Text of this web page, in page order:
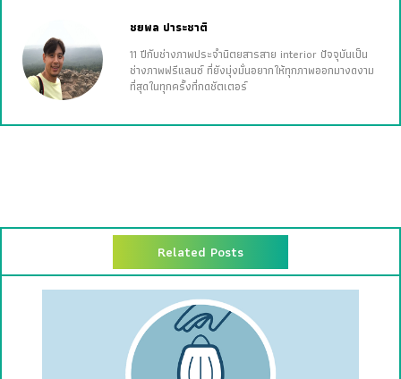
ชยพล ปาระชาติ
11 ปีกับช่างภาพประจำนิตยสารสาย interior ปัจจุบันเป็น
ช่างภาพฟรีแลนซ์ ที่ยังมุ่งมั่นอยากให้ทุกภาพออกมางดงาม
ที่สุดในทุกครั้งที่กดชัตเตอร์
Related Posts